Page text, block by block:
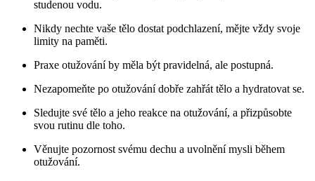
studenou vodu.
Nikdy nechte vaše tělo dostat podchlazení, mějte vždy svoje
limity na paměti.
Praxe otužování by měla být pravidelná, ale postupná.
Nezapomeňte po otužování dobře zahřát tělo a hydratovat se.
Sledujte své tělo a jeho reakce na otužování, a přizpůsobte
svou rutinu dle toho.
Věnujte pozornost svému dechu a uvolnění mysli během
otužování.